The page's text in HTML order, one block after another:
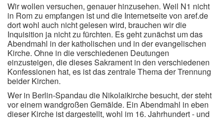
Wir wollen versuchen, genauer hinzusehen. Weil N1 nicht
in Rom zu empfangen ist und die Internetseite von aref.de
dort wohl auch nicht gelesen wird, brauchen wir die
Inquisition ja nicht zu fürchten. Es geht zunächst um das
Abendmahl in der katholischen und in der evangelischen
Kirche. Ohne in die verschiedenen Deutungen
einzusteigen, die dieses Sakrament in den verschiedenen
Konfessionen hat, es ist das zentrale Thema der Trennung
beider Kirchen.
Wer in Berlin-Spandau die Nikolaikirche besucht, der steht
vor einem wandgroßen Gemälde. Ein Abendmahl in eben
dieser Kirche ist dargestellt, wohl im 16. Jahrhundert - und